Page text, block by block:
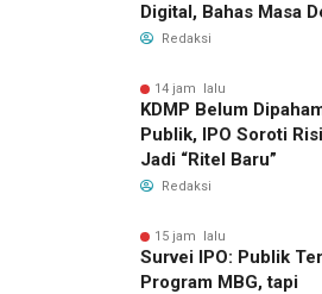
Digital, Bahas Masa
NU di Era Disrupsi
Redaksi
14 jam lalu
KDMP Belum
Publik, IPO Soroti
Jadi “Ritel Baru”
Redaksi
15 jam lalu
Survei IPO: Publik
Program MBG, tapi